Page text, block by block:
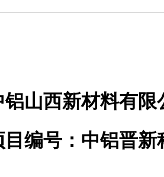
铝山西新材料有限
编号： 中铝晋新